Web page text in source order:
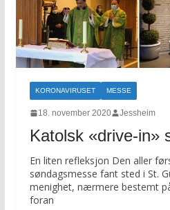
KORONAVIRUSET MESSE
18. november 2020 Jessheim
Katolsk «drive-in»
En liten refleksjon Den aller
søndagsmesse fant sted i St.
menighet, nærmere bestemt
foran